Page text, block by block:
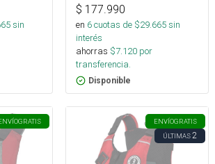
sin
$ 177.990
en 6cuotas de $29.665sin
interés
ahorras $7.120 por
transferencia.
Disponible
GRATIS ENVÍOGRATIS
ÚLTIMAS2